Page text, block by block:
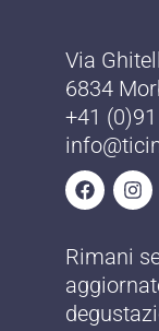
Via
6834
+41
Rimani